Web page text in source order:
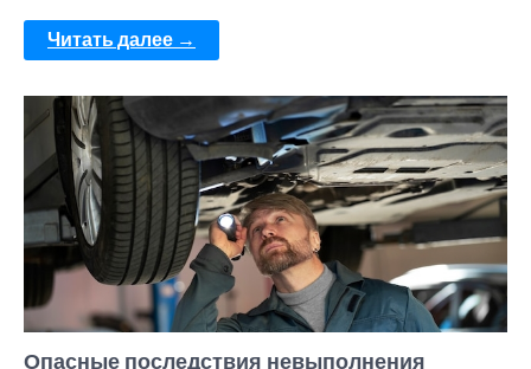
Читать далее →
Опасные последствия невыполнения